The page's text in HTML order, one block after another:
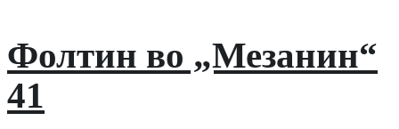
Фолтин во „Мезанин“
41